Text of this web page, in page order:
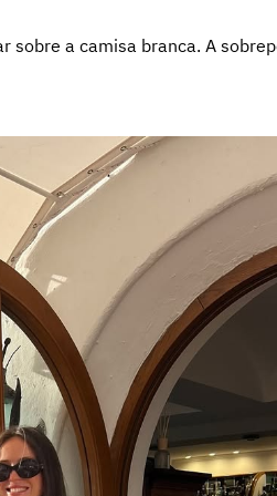
sobre a camisa branca. A